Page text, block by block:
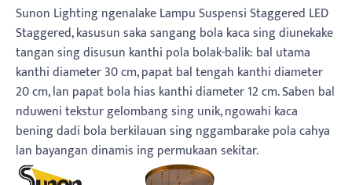
Sunon Lighting ngenalake Lampu Suspensi Staggered LED
Staggered, kasusun saka sangang bola kaca sing diunekake
tangan sing disusun kanthi pola bolak-balik: bal utama
kanthi diameter 30 cm, papat bal tengah kanthi diameter
20 cm, lan papat bola hias kanthi diameter 12 cm. Saben bal
nduweni tekstur gelombang sing unik, ngowahi kaca
bening dadi bola berkilauan sing nggambarake pola cahya
lan bayangan dinamis ing permukaan sekitar.